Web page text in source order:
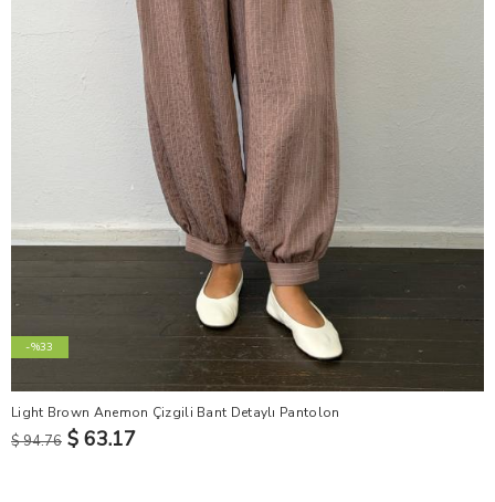
-%33
Light Brown Anemon Çizgili Bant Detaylı Pantolon
$ 94.76 $ 63.17